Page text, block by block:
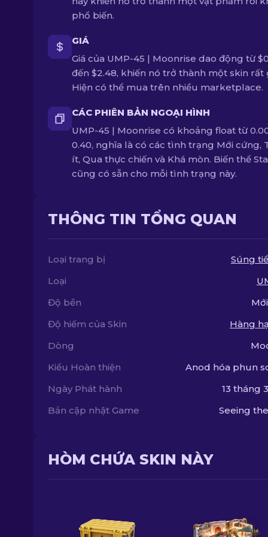
phổ biến.
GIÁ
Giá của UMP-45 | Moonrise dao động từ
đến $2.48, khiến nó trở thành một skin rất
Hiện có thể mua trên nhiều marketplace.
CÁC PHIÊN BẢN NGOẠI HÌNH
UMP-45 | Moonrise có khoảng float từ
0.40, nghĩa là có các tình trạng Mới cứng,
ít, Qua thực chiến và Khá mòn. Biến thể
cũng có sẵn cho mỗi tình trạng này.
THÔNG TIN TỔNG QUAN
Loại trang bị
Súng
Loại
Độ bền
Độ hiếm của Skin
Hàng
Dòng
Kiểu Hoàn thiện
Anod hóa phun
Ngày Phát hành
13 tháng
Bản cập nhật Game
Seeing
HÒM CHỨA SKIN NÀY